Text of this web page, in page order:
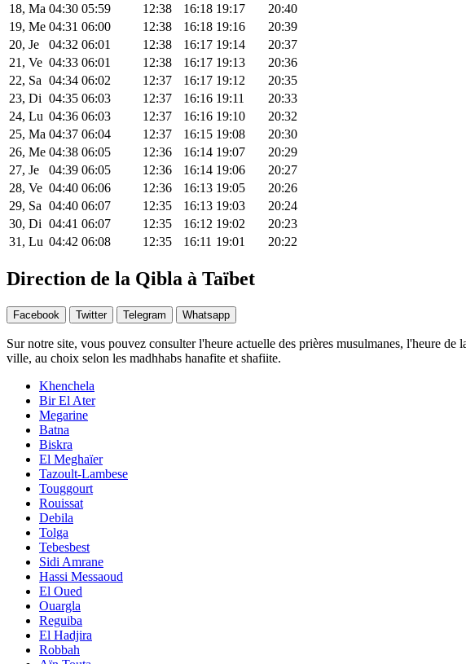
18, Ma 04:30 05:59 12:38 16:18 19:17
20:40
19, Me 04:31 06:00 12:38 16:18 19:16
20:39
20, Je
04:32 06:01 12:38 16:17 19:14
20:37
21, Ve 04:33 06:01 12:38 16:17 19:13
20:36
22, Sa 04:34 06:02 12:37 16:17 19:12
20:35
23, Di 04:35 06:03 12:37 16:16 19:11
20:33
24, Lu 04:36 06:03 12:37 16:16 19:10
20:32
25, Ma 04:37 06:04 12:37 16:15 19:08
20:30
26, Me 04:38 06:05 12:36 16:14 19:07
20:29
27, Je
04:39 06:05 12:36 16:14 19:06
20:27
28, Ve 04:40 06:06 12:36 16:13 19:05
20:26
29, Sa 04:40 06:07 12:35 16:13 19:03
20:24
30, Di 04:41 06:07 12:35 16:12 19:02
20:23
31, Lu 04:42 06:08 12:35 16:11 19:01 20:22
Direction de la Qibla à Taïbet
Facebook Twitter Telegram Whatsapp
Sur notre site, vous pouvez consulter l'heure actuelle des prières musulmanes, l'heure
ville, au choix selon les madhhabs hanafite et shafiite.
Khenchela
Bir El Ater
Megarine
Batna
Biskra
El Meghaïer
Tazoult-Lambese
Touggourt
Rouissat
Debila
Tolga
Tebesbest
Sidi Amrane
Hassi Messaoud
El Oued
Ouargla
Reguiba
El Hadjira
Robbah